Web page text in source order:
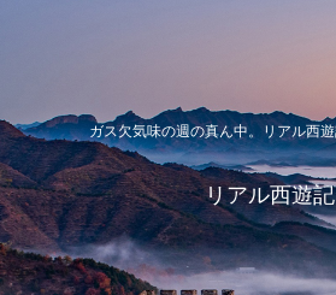
ガス欠気味の週の真ん中。リアル西
リアル西遊記